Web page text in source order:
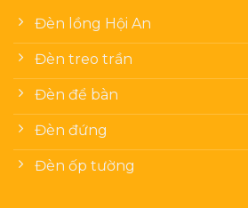
Đèn lồng Hội An
Đèn treo trần
Đèn để bàn
Đèn đứng
Đèn ốp tường